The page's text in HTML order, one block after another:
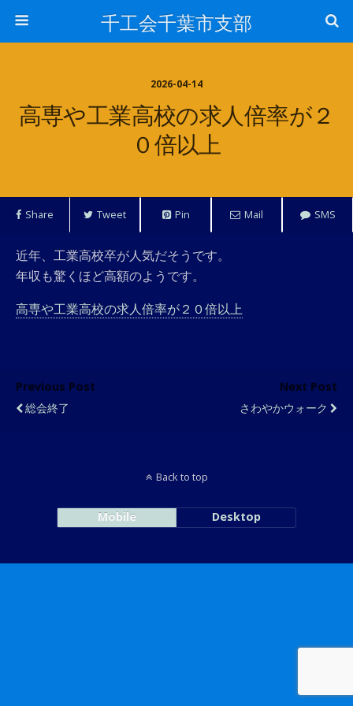
千工会千葉市支部
2026-04-14
高専や工業高校の求人倍率が２
０倍以上
Share Tweet Pin Mail SMS
近年、工業高校卒が人気だそうです。
年収も驚くほど高額のようです。
高専や工業高校の求人倍率が２０倍以上
Previous Post
総会終了
Next Post
さわやかウォーク
Back to top
Mobile Desktop